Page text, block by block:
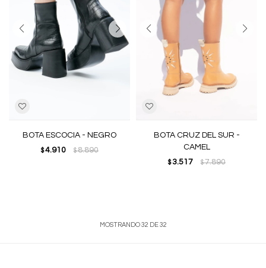
BOTA ESCOCIA - NEGRO
$ 4.910 $8.890
BOTA CRUZ DEL SUR -
CAMEL
$ 3.517 $7.890
MOSTRANDO32 DE32